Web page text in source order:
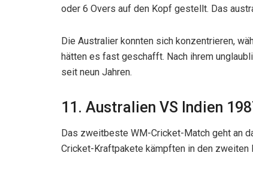
oder 6 Overs auf den Kopf gestellt. Das
Die Australier konnten sich konzentrieren,
hätten es fast geschafft. Nach ihrem
seit neun Jahren.
11. Australien VS Indien
Das zweitbeste WM-Cricket-Match geht an
Cricket-Kraftpakete kämpften in den zweiten